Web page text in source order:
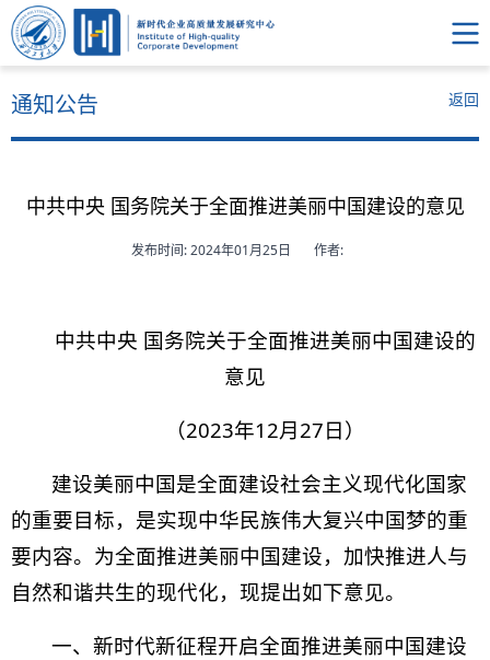
返回
通知公告
中共中央 国务院关于全面推进美丽中国建设的意见
发布时间: 2024年01月25日 作者:
中共中央 国务院关于全面推进美丽中国建设的
意见
（2023年12月27日）
建设美丽中国是全面建设社会主义现代化国家
的重要目标，是实现中华民族伟大复兴中国梦的重
要内容。为全面推进美丽中国建设，加快推进人与
自然和谐共生的现代化，现提出如下意见。
一、新时代新征程开启全面推进美丽中国建设